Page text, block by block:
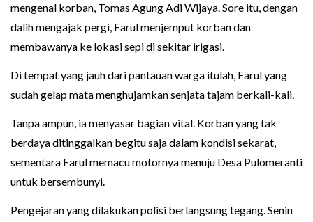
mengenal korban, Tomas Agung Adi Wijaya. Sore itu, dengan
dalih mengajak pergi, Farul menjemput korban dan
membawanya ke lokasi sepi di sekitar irigasi.
Di tempat yang jauh dari pantauan warga itulah, Farul yang
sudah gelap mata menghujamkan senjata tajam berkali-kali.
Tanpa ampun, ia menyasar bagian vital. Korban yang tak
berdaya ditinggalkan begitu saja dalam kondisi sekarat,
sementara Farul memacu motornya menuju Desa Pulomeranti
untuk bersembunyi.
Pengejaran yang dilakukan polisi berlangsung tegang. Senin